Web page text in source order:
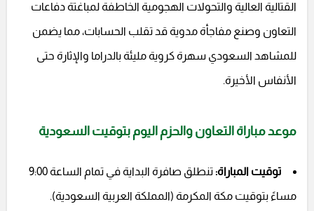
القتالية العالية والتحولات الهجومية الخاطفة لمباغتة دفاعات
التعاون وصنع مفاجأة مدوية قد تقلب الحسابات، مما يضمن
للمشاهد السعودي سهرة كروية مليئة بالدراما والإثارة حتى
الأنفاس الأخيرة.
موعد مباراة التعاون والحزم اليوم بتوقيت السعودية
توقيت المباراة: تنطلق صافرة البداية في تمام الساعة 9:00
مساءً بتوقيت مكة المكرمة (المملكة العربية السعودية).